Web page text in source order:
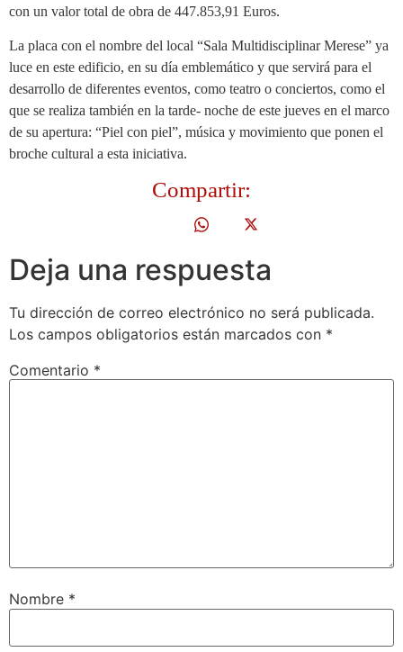
con un valor total de obra de 447.853,91 Euros.
La placa con el nombre del local “Sala Multidisciplinar Merese” ya
luce en este edificio, en su día emblemático y que servirá para el
desarrollo de diferentes eventos, como teatro o conciertos, como el
que se realiza también en la tarde- noche de este jueves en el marco
de su apertura: “Piel con piel”, música y movimiento que ponen el
broche cultural a esta iniciativa.
Compartir:
Deja una respuesta
Tu dirección de correo electrónico no será publicada.
Los campos obligatorios están marcados con *
Comentario *
Nombre *